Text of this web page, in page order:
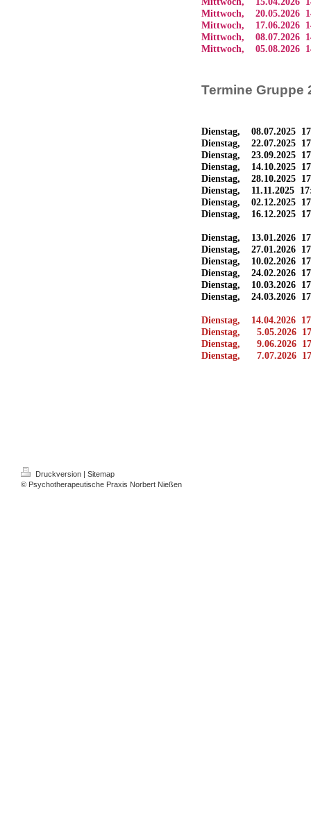
Mittwoch, 20.05.2026
Mittwoch, 17.06.2026
Mittwoch, 08.07.2026
Mittwoch, 05.08.2026
Termine Gruppe
Dienstag, 08.07.2025
Dienstag, 22.07.2025
Dienstag, 23.09.2025
Dienstag, 14.10.2025
Dienstag, 28.10.2025
Dienstag, 11.11.2025
Dienstag, 02.12.2025
Dienstag, 16.12.2025
Dienstag, 13.01.2026
Dienstag, 27.01.2026
Dienstag, 10.02.2026
Dienstag, 24.02.2026
Dienstag, 10.03.2026
Dienstag, 24.03.2026
Dienstag, 14.04.2026
Dienstag, 5.05.2026
Dienstag, 9.06.2026
Dienstag, 7.07.2026
Druckversion | Sitemap
© Psychotherapeutische Praxis Norbert Nießen